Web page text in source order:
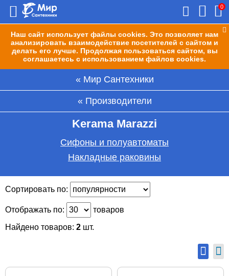
Наш сайт использует файлы cookies. Это позволяет нам
анализировать взаимодействие посетителей с сайтом и
делать его лучше. Продолжая пользоваться сайтом, вы
соглашаетесь с использованием файлов cookies.
0
Мир Сантехники
Производители
Kerama Marazzi
Сифоны и полуавтоматы
Накладные раковины
Сортировать по:
Отображать по:
товаров
Найдено товаров: 2 шт.